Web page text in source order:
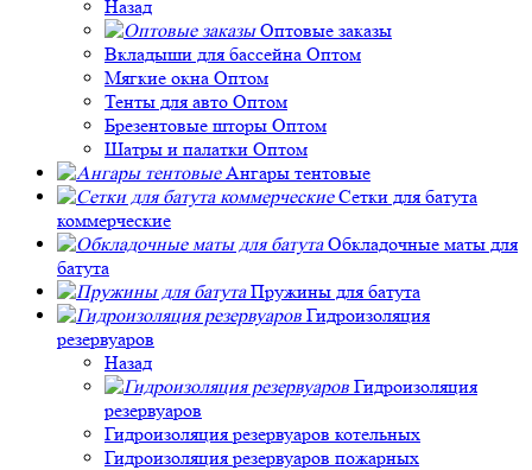
Назад
Оптовые заказы
Вкладыши для бассейна Оптом
Мягкие окна Оптом
Тенты для авто Оптом
Брезентовые шторы Оптом
Шатры и палатки Оптом
Ангары тентовые
Сетки для батута
коммерческие
Обкладочные маты для
батута
Пружины для батута
Гидроизоляция
резервуаров
Назад
Гидроизоляция
резервуаров
Гидроизоляция резервуаров котельных
Гидроизоляция резервуаров пожарных